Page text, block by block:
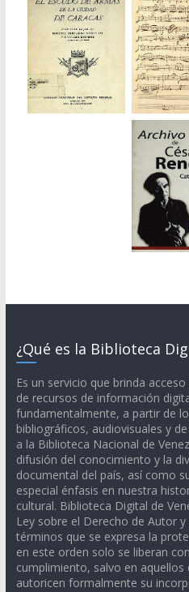
¿Qué es la Biblioteca
Es un servicio que brinda
de recursos de información
fundamentalmente, a partir de
bibliográficos, audiovisuales y
a la Biblioteca Nacional de
difusión del conocimiento y la
documental del país, así como
especial énfasis en nuestra
cultural. Biblioteca Digital de
Ley sobre el Derecho de Autor
términos que se expresa la
en este orden solo se liberan
cumplimiento, salvo en aquellos
autoricen formalmente su